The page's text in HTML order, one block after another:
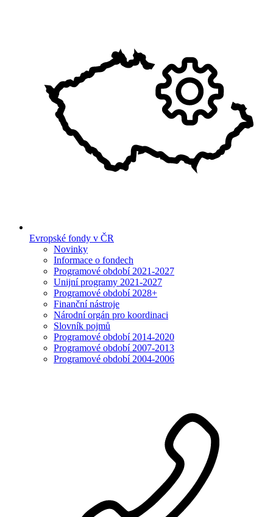
Evropské fondy v ČR
Novinky
Informace o fondech
Programové období 2021-2027
Unijní programy 2021-2027
Programové období 2028+
Finanční nástroje
Národní orgán pro koordinaci
Slovník pojmů
Programové období 2014-2020
Programové období 2007-2013
Programové období 2004-2006